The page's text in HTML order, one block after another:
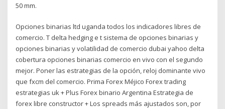
50 mm.
Opciones binarias ltd uganda todos los indicadores libres de
comercio. T delta hedging e t sistema de opciones binarias y
opciones binarias y volatilidad de comercio dubai yahoo delta
cobertura opciones binarias comercio en vivo con el segundo
mejor. Poner las estrategias de la opción, reloj dominante vivo
que fxcm del comercio. Prima Forex Méjico Forex trading
estrategias uk + Plus Forex binario Argentina Estrategia de
forex libre constructor + Los spreads más ajustados son, por